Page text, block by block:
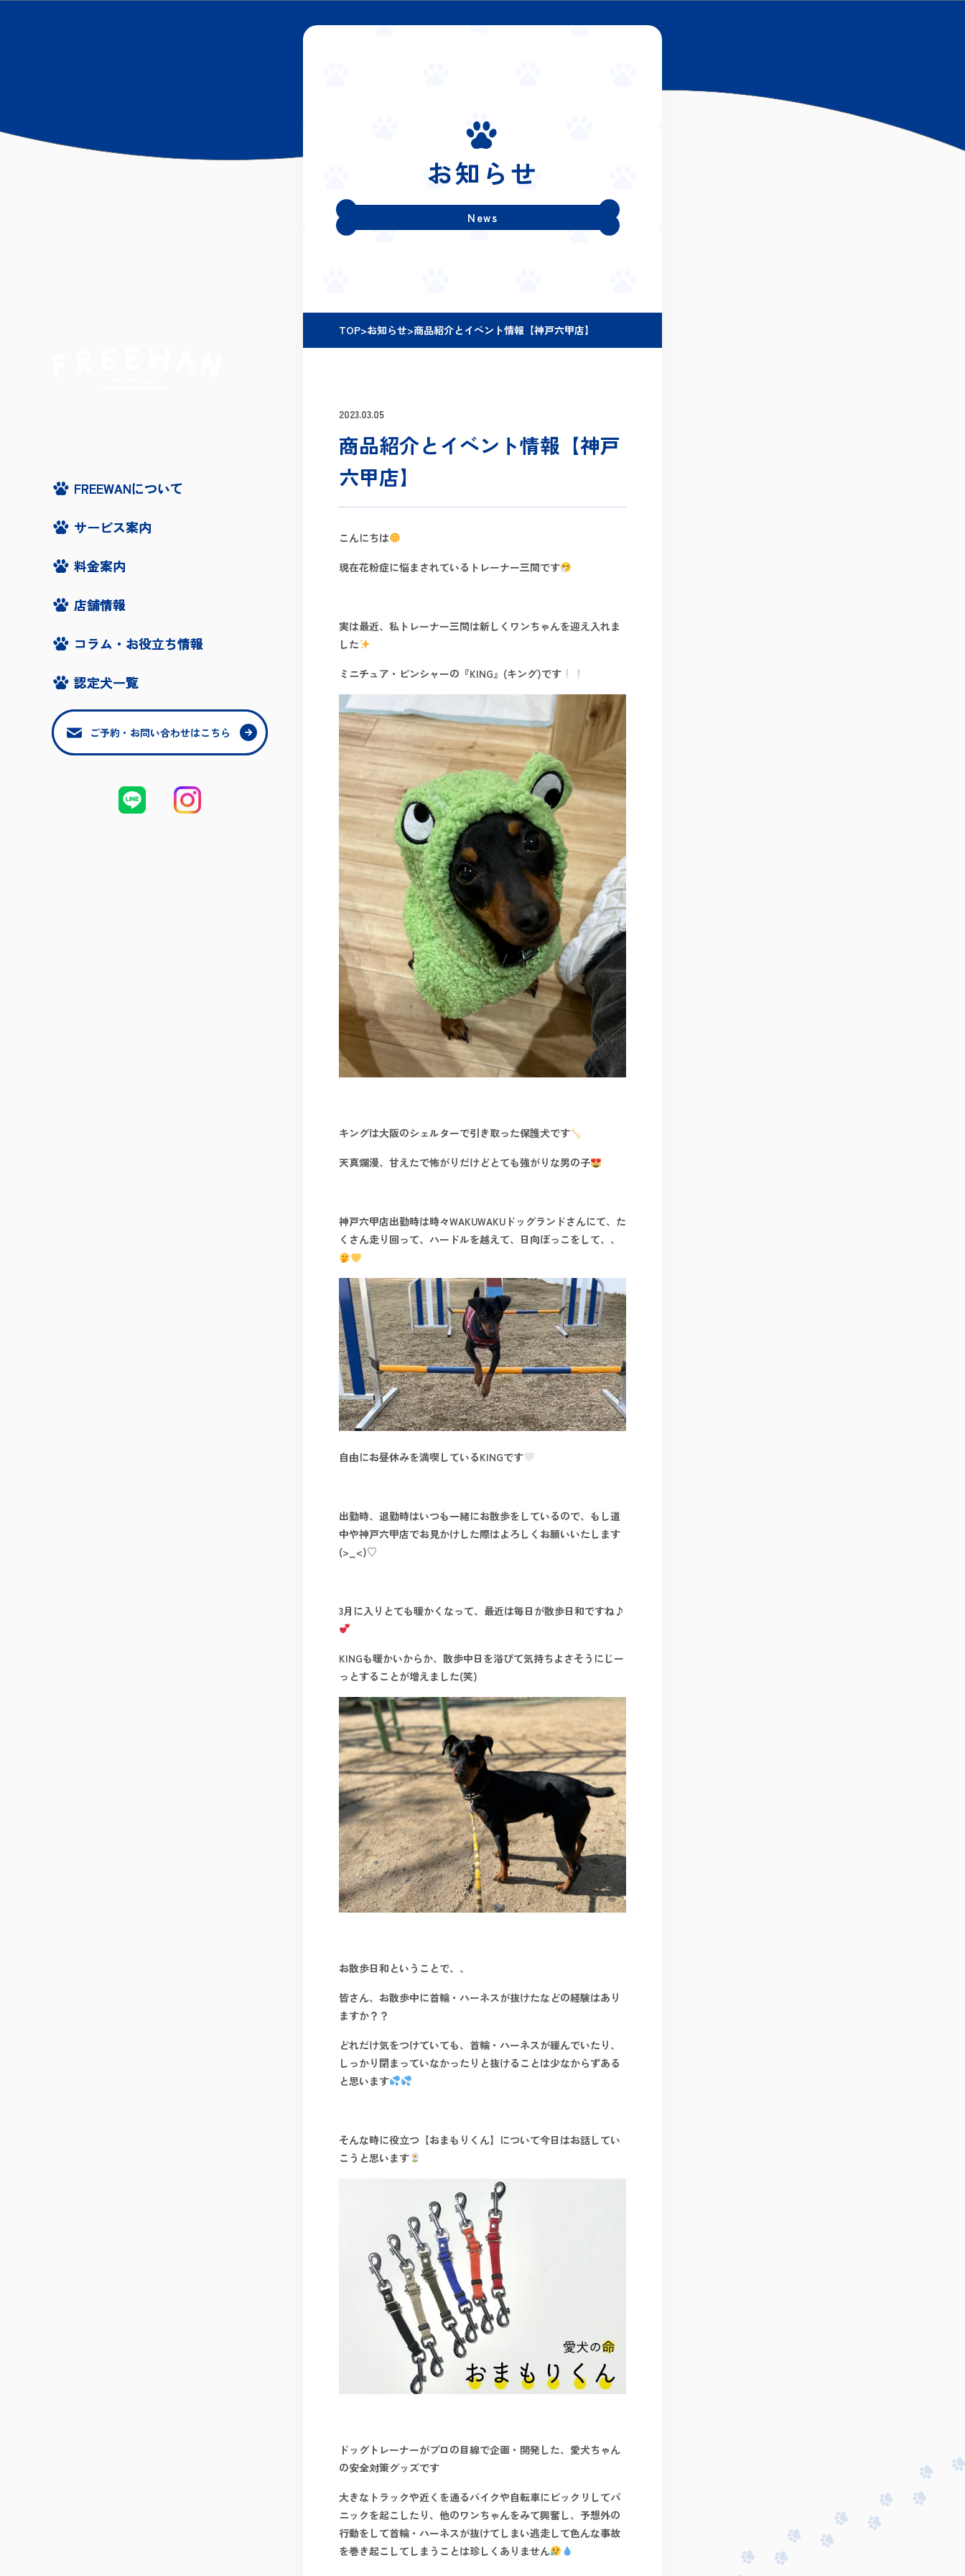
FREEWANについて
サービス案内
料金案内
店舗情報
コラム・お役立ち情報
認定犬一覧
ご予約・お問い合わせはこちら
FREEWANについて
サービス案内
料金案内
店舗情報
コラム・お役立ち情報
認定犬一覧
ご予約・お問い合わせはこちら
お知らせ
News
TOP>お知らせ>商品紹介とイベント情報【神戸六甲店】
2023.03.05
商品紹介とイベント情報【神戸
六甲店】
こんにちは
現在花粉症に悩まされているトレーナー三間です
実は最近、私トレーナー三間は新しくワンちゃんを迎え入れま
した
ミニチュア・ピンシャーの 『KING』(キング)です
キングは大阪のシェルターで引き取った保護犬です
天真爛漫、甘えたで怖がりだけどとても強がりな男の子
神戸六甲店出勤時は時々WAKUWAKUドッグランドさんにて、た
くさん走り回って、ハードルを越えて、日向ぼっこをして、、
自由にお昼休みを満喫しているKINGです
出勤時、退勤時はいつも一緒にお散歩をしているので、もし道
中や神戸六甲店でお見かけした際はよろしくお願いいたします
(>_<)♡
3月に入りとても暖かくなって、最近は毎日が散歩日和ですね♪
KINGも暖かいからか、散歩中日を浴びて気持ちよさそうにじー
っとすることが増えました(笑)
お散歩日和 ということで、、
皆さん、 お散歩中に首輪・ハーネスが抜けたなどの経験はあり
ますか？？
どれだけ気をつけていても、首輪・ハーネスが緩んでいたり、
しっかり閉まっていなかったりと抜けることは少なからずある
と思います
そんな時に役立つ 【おまもりくん】 について今日はお話してい
こうと思います
ドッグトレーナーがプロの目線で企画・開発した、愛犬ちゃん
の安全対策グッズです
大きなトラックや近くを通るバイクや自転車にビックリしてパ
ニックを起こしたり 、他のワンちゃんをみて興奮し、 予想外の
行動をして首輪・ハーネスが抜けてしまい逃走して色んな事故
を巻き起こしてしまうことは珍しくありません